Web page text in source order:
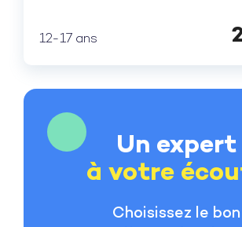
12-17 ans
Un expert
à votre
Choisissez le bon